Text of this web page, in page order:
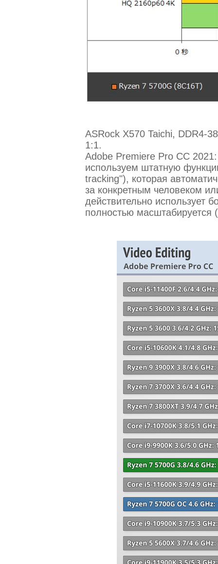
ASRock X570 Taichi, DDR4-
1:1.
Adobe Premiere Pro CC
используем штатную
tracking"), которая
за конкретным человеком
действительно использует
полностью масштабируется